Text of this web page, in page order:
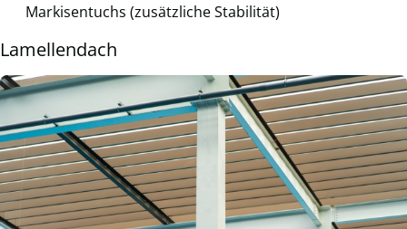
Markisentuchs (zusätzliche Stabilität)
Lamellendach